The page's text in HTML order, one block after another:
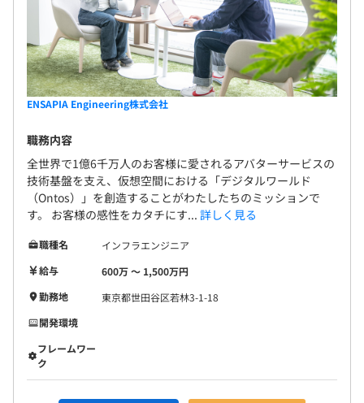
ENSAPIA Engineering株式会社
職務内容
全世界で1億6千万人のお客様に愛されるアバターサービスの
技術基盤を支え、仮想空間における「デジタルワールド
（Ontos）」を創造することがわたしたちのミッションで
す。 お客様の感性をカタチにす... 詳しく見る
職種名
インフラエンジニア
給与
600万 〜 1,500万円
勤務地
東京都世田谷区若林3-1-18
開発環境
フレームワー
ク